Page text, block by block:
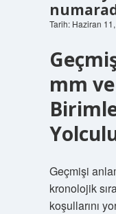
Tarih: Haziran
mm
Geçmişi
kronolojik
koşullarını